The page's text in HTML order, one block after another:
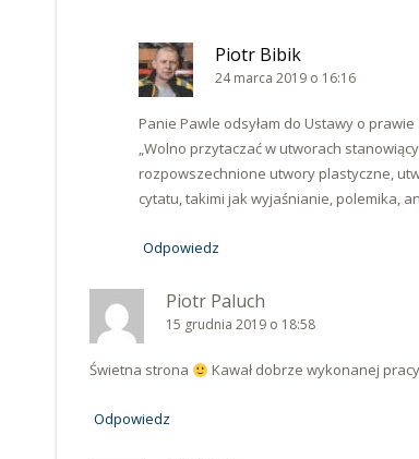
Piotr Bibik
24 marca 2019 o 16:16
Panie Pawle odsyłam do Ustawy o
„Wolno przytaczać w utworach
rozpowszechnione utwory plastyczne,
cytatu, takimi jak wyjaśnianie, polemika,
Odpowiedz
Piotr Paluch
15 grudnia 2019 o 18:58
Świetna strona Kawał dobrze wykonanej
Odpowiedz